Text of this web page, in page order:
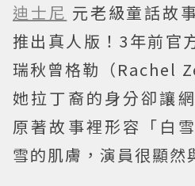
迪士尼 元老級童話故
推出真人版！3年前官
瑞秋曾格勒（Rachel
她拉丁裔的身分卻讓
原著故事裡形容「白
雪的肌膚，演員很顯然